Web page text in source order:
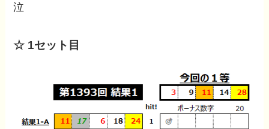
泣
☆ 1セット目